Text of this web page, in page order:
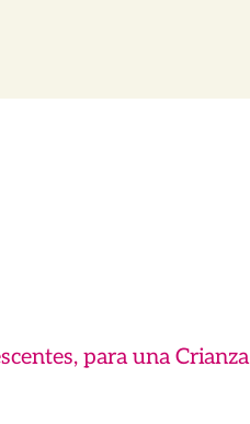
para una Crianza